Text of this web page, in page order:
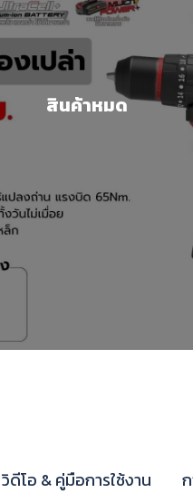
สินค้าหมด
วิดีโอ & คู่มือการใช้งาน